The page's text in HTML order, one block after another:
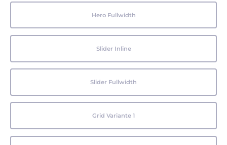
Hero Fullwidth
Slider Inline
Slider Fullwidth
Grid Variante 1